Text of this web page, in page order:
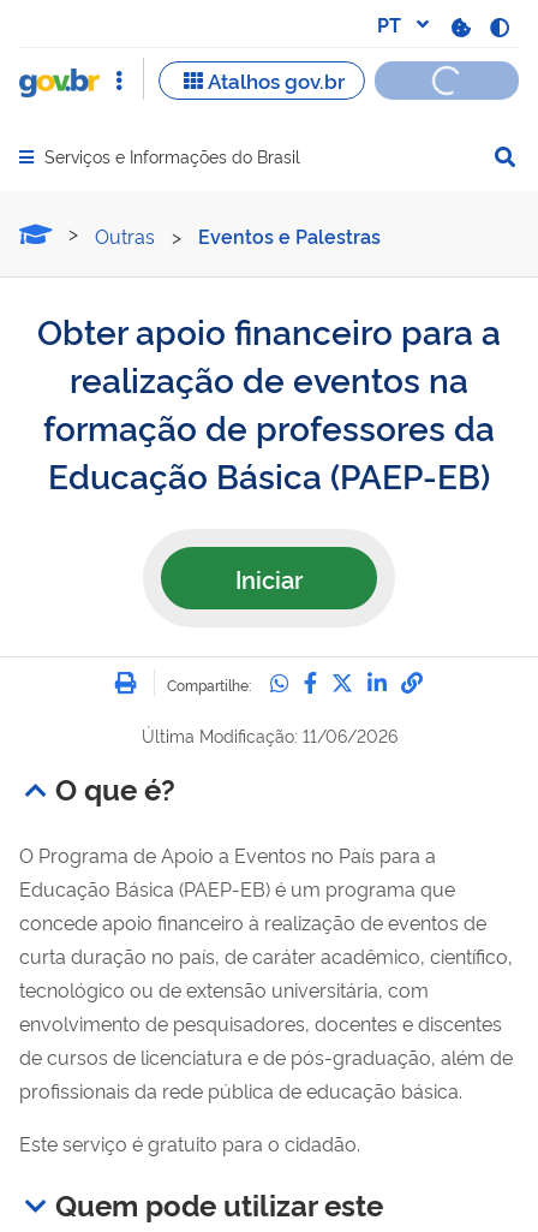
Abrir menu principal de navegação
Serviços e Informações do Brasil
Obter apoio financeiro
Outras > Eventos e Palestras
Obter apoio financeiro para a
realização de eventos na
formação de professores da
Educação Básica (PAEP-EB)
Iniciar
Imprimir
Compartilhe: Compartilhe no
Compartilhe no
Compartilhe no
Compartilhe
Última Modificação: 11/06/2026
O que é?
O Programa de Apoio a Eventos no País para a
Educação Básica (PAEP-EB) é um programa que
concede apoio financeiro à realização de eventos de
curta duração no país, de caráter acadêmico, científico,
tecnológico ou de extensão universitária, com
envolvimento de pesquisadores, docentes e discentes
de cursos de licenciatura e de pós-graduação, além de
profissionais da rede pública de educação básica.
Este serviço é gratuito para o cidadão.
Quem pode utilizar este